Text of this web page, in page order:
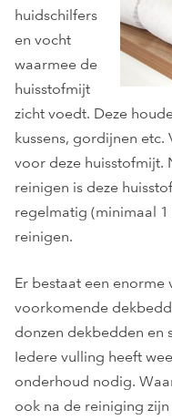
huidschilfers
en vocht
waarmee de
huisstofmijt
zicht voedt. Deze
kussens, gordijnen etc.
voor deze huisstofmijt.
reinigen is deze
regelmatig (minimaal
reinigen.
Er bestaat een
voorkomende
donzen dekbedden en
Iedere vulling heeft
onderhoud nodig.
ook na de reiniging